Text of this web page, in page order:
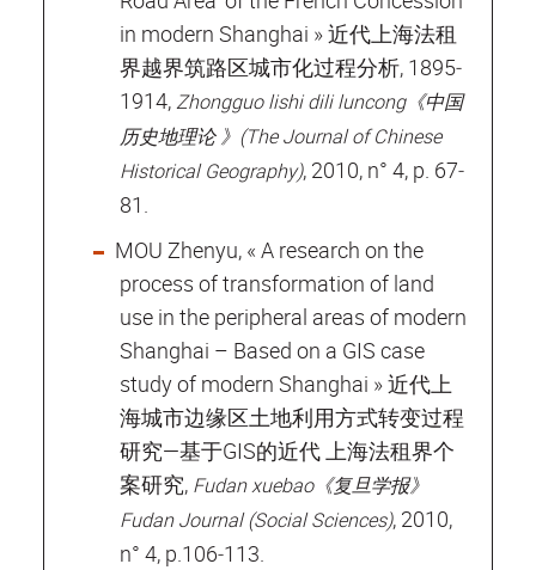
in modern Shanghai » 近代上海法租
界越界筑路区城市化过程分析, 1895‐
1914,Zhongguo lishi dili luncong《中国
历史地理论 》(The Journal of Chinese
Historical Geography), 2010, n° 4, p. 67‐
81.
MOU Zhenyu, « A research on the
process of transformation of land
use in the peripheral areas of modern
Shanghai – Based on a GIS case
study of modern Shanghai » 近代上
海城市边缘区土地利用方式转变过程
研究—基于GIS的近代 上海法租界个
案研究, Fudan xuebao《复旦学报》
Fudan Journal (Social Sciences), 2010,
n° 4, p.106‐113.